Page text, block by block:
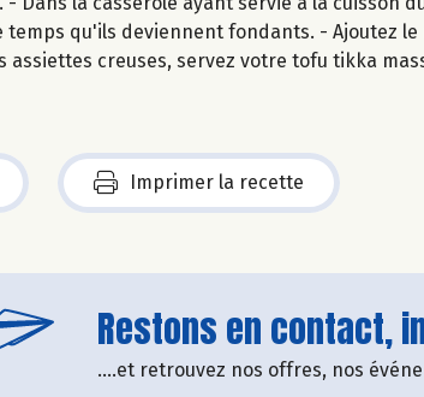
temps qu'ils deviennent fondants. - Ajoutez
assiettes creuses, servez votre tofu tikka
Imprimer la recette
Restons en contact,
....et retrouvez nos offres, nos